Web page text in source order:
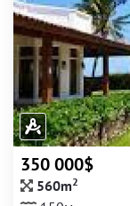
350 000$
560m2